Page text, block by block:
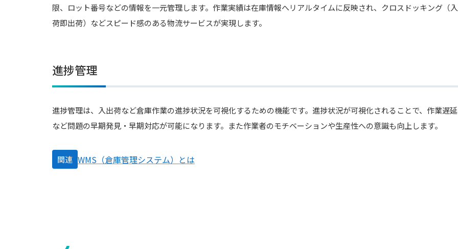
限、ロット番号などの情報を一元管理します。作業実績は在庫情報へリアルタイムに反映され、クロスドッキング（入
荷即出荷）などスピード感のある物流サービスが実現します。
進捗管理
進捗管理は、入出荷など倉庫作業の進捗状況を可視化するための機能です。進捗状況が可視化されることで、作業遅延
など問題の早期発見・早期対応が可能になります。また作業者のモチベーションや生産性への意識も向上します。
関連 WMS（倉庫管理システム）とは